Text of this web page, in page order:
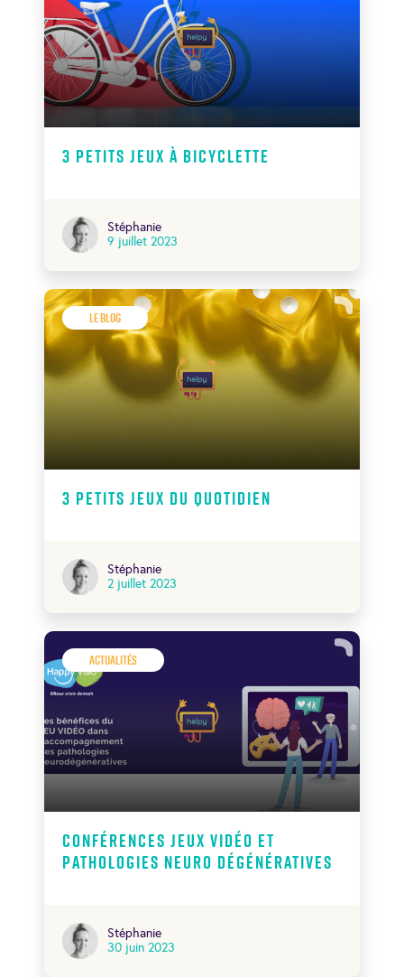
3 petits jeux à bicyclette
Stéphanie
9 juillet 2023
Le Blog
3 petits jeux du quotidien
Stéphanie
2 juillet 2023
Actualités
Conférences Jeux vidéo et
pathologies neuro dégénératives
Stéphanie
30 juin 2023